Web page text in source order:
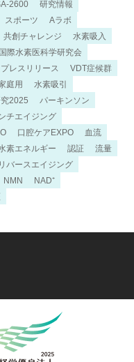
2600
研究情報
スポーツ
Aラボ
共創チャレンジ
水素吸入
国際水素医科学研究会
プレスリリース
VDT症候群
庭用
水素吸引
2025
パーキンソン
チエイジング
口腔ケアEXPO
血流
素エネルギー 認証
流量
バースエイジング
NMN
NAD⁺